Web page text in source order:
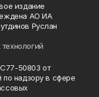
издание
АО ИА
Руслан
50803 от
по надзору в сфере